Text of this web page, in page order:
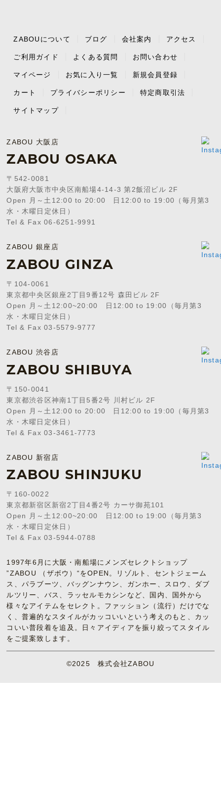
ZABOUについて ブログ 会社案内 アクセス
ご利用ガイド よくある質問 お問い合わせ
マイページ お気に入り一覧 新規会員登録
カート プライバシーポリシー 特定商取引法
サイトマップ
ZABOU 大阪店
ZABOU OSAKA
〒542-0081
大阪府大阪市中央区南船場4-14-3 第2飯沼ビル 2F
Open 月～土12:00 to 20:00 日12:00 to 19:00（毎月第3
水・木曜日定休日）
Tel & Fax 06-6251-9991
ZABOU 銀座店
ZABOU GINZA
〒104-0061
東京都中央区銀座2丁目9番12号 森田ビル 2F
Open 月～土12:00~20:00 日12:00 to 19:00（毎月第3
水・木曜日定休日）
Tel & Fax 03-5579-9777
ZABOU 渋谷店
ZABOU SHIBUYA
〒150-0041
東京都渋谷区神南1丁目5番2号 川村ビル 2F
Open 月～土12:00 to 20:00 日12:00 to 19:00（毎月第3
水・木曜日定休日）
Tel & Fax 03-3461-7773
ZABOU 新宿店
ZABOU SHINJUKU
〒160-0022
東京都新宿区新宿2丁目4番2号 カーサ御苑101
Open 月～土12:00~20:00 日12:00 to 19:00（毎月第3
水・木曜日定休日）
Tel & Fax 03-5944-0788
1997年6月に大阪・南船場にメンズセレクトショップ
”ZABOU （ザボウ）“をOPEN。リゾルト、セントジェーム
ス、パラブーツ、バッグンナウン、ガンホー、スロウ、ダブ
ルツリー、バス、ラッセルモカシンなど、国内、国外から
様々なアイテムをセレクト。ファッション（流行）だけでな
く、普遍的なスタイルがカッコいいという考えのもと、カッ
コいい普段着を追及。日々アイディアを振り絞ってスタイル
をご提案致します。
©2025 株式会社ZABOU